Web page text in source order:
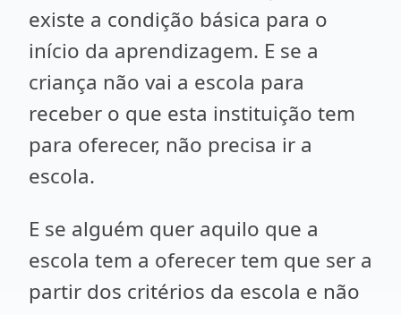
existe a condição básica para o
início da aprendizagem. E se a
criança não vai a escola para
receber o que esta instituição tem
para oferecer, não precisa ir a
escola.
E se alguém quer aquilo que a
escola tem a oferecer tem que ser a
partir dos critérios da escola e não